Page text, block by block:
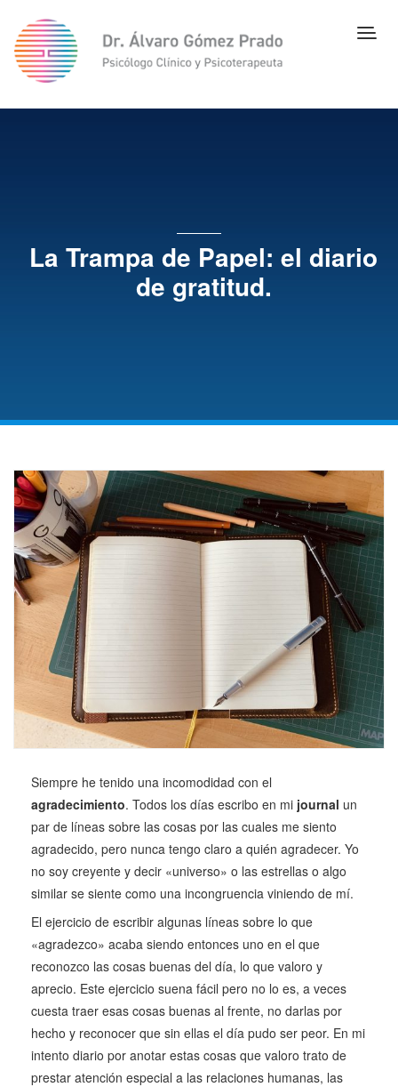
La Trampa de Papel: el diario
de gratitud.
Siempre he tenido una incomodidad con el
agradecimiento. Todos los días escribo en mi journal un
par de líneas sobre las cosas por las cuales me siento
agradecido, pero nunca tengo claro a quién agradecer. Yo
no soy creyente y decir «universo» o las estrellas o algo
similar se siente como una incongruencia viniendo de mí.
El ejercicio de escribir algunas líneas sobre lo que
«agradezco» acaba siendo entonces uno en el que
reconozco las cosas buenas del día, lo que valoro y
aprecio. Este ejercicio suena fácil pero no lo es, a veces
cuesta traer esas cosas buenas al frente, no darlas por
hecho y reconocer que sin ellas el día pudo ser peor. En mi
intento diario por anotar estas cosas que valoro trato de
prestar atención especial a las relaciones humanas, las